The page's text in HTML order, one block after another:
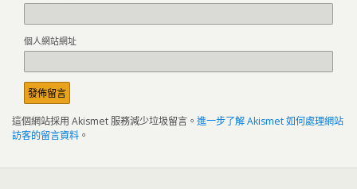
個人網站網址
這個網站採用 Akismet 服務減少垃圾留言。 進一步了解 Akismet 如何處理網站
訪客的留言資料 。